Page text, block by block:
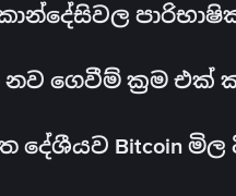
හි නව ගෙවීම් ක්‍රම
මත දේශීයව Bitcoin